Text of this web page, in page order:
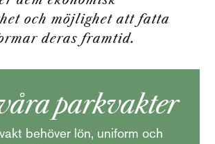
och möjlighet att fatta
deras framtid.
parkvakter
behöver lön, uniform och